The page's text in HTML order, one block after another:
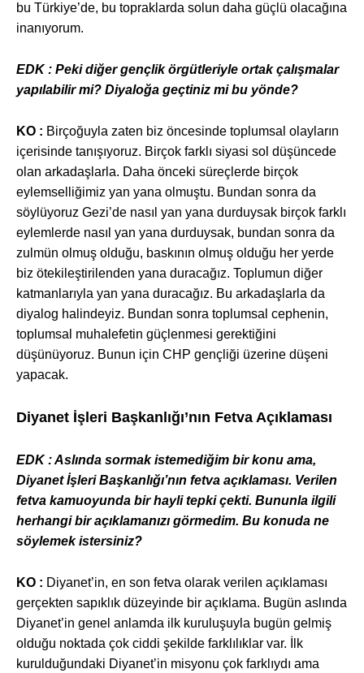
bu Türkiye’de, bu topraklarda solun daha güçlü olacağına
inanıyorum.
EDK : Peki diğer gençlik örgütleriyle ortak çalışmalar
yapılabilir mi? Diyaloğa geçtiniz mi bu yönde?
KO : Birçoğuyla zaten biz öncesinde toplumsal olayların
içerisinde tanışıyoruz. Birçok farklı siyasi sol düşüncede
olan arkadaşlarla. Daha önceki süreçlerde birçok
eylemselliğimiz yan yana olmuştu. Bundan sonra da
söylüyoruz Gezi’de nasıl yan yana durduysak birçok farklı
eylemlerde nasıl yan yana durduysak, bundan sonra da
zulmün olmuş olduğu, baskının olmuş olduğu her yerde
biz ötekileştirilenden yana duracağız. Toplumun diğer
katmanlarıyla yan yana duracağız. Bu arkadaşlarla da
diyalog halindeyiz. Bundan sonra toplumsal cephenin,
toplumsal muhalefetin güçlenmesi gerektiğini
düşünüyoruz. Bunun için CHP gençliği üzerine düşeni
yapacak.
Diyanet İşleri Başkanlığı’nın Fetva Açıklaması
EDK : Aslında sormak istemediğim bir konu ama,
Diyanet İşleri Başkanlığı’nın fetva açıklaması. Verilen
fetva kamuoyunda bir hayli tepki çekti. Bununla ilgili
herhangi bir açıklamanızı görmedim. Bu konuda ne
söylemek istersiniz?
KO : Diyanet’in, en son fetva olarak verilen açıklaması
gerçekten sapıklık düzeyinde bir açıklama. Bugün aslında
Diyanet’in genel anlamda ilk kuruluşuyla bugün gelmiş
olduğu noktada çok ciddi şekilde farklılıklar var. İlk
kurulduğundaki Diyanet’in misyonu çok farklıydı ama